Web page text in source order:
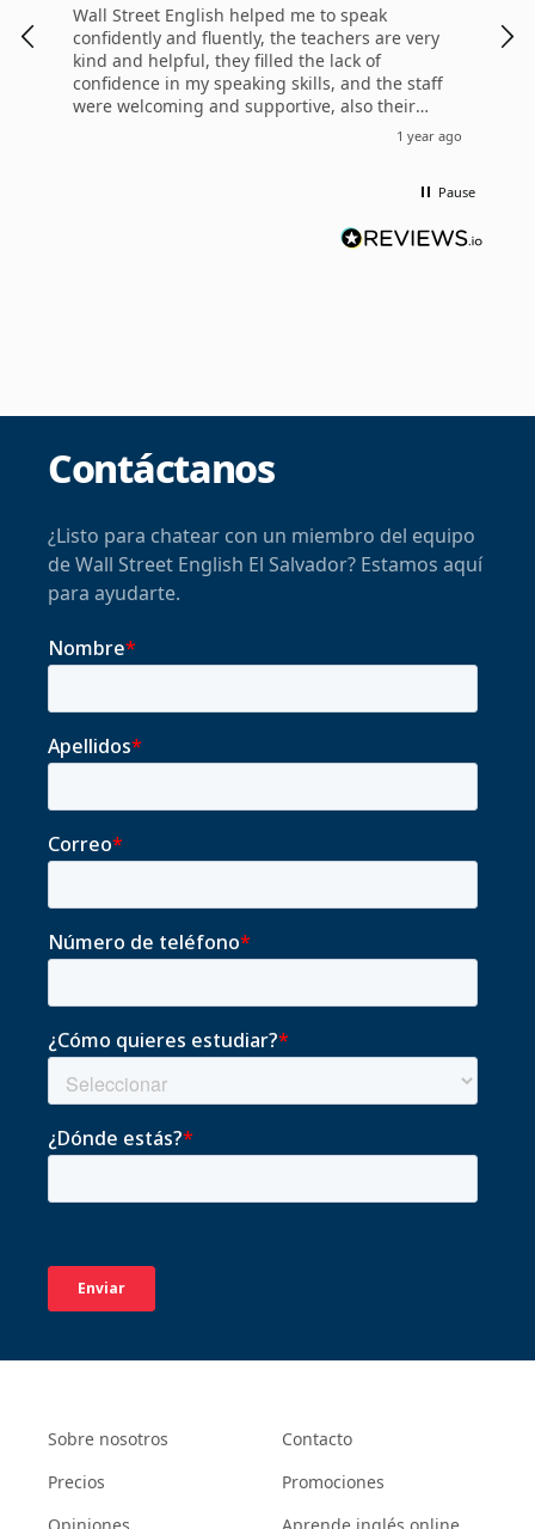
Wall Street English helped me to speak
confidently and fluently, the teachers are very
kind and helpful, they filled the lack of
confidence in my speaking skills, and the staff
were welcoming and supportive, also their
teaching method is really fun you can’t get
bored while studying, I really enjoy the short
1 year ago
Pause
Contáctanos
¿Listo para chatear con un miembro del equipo
de Wall Street English El Salvador? Estamos aquí
para ayudarte.
Sobre nosotros
Precios
Contacto
Promociones